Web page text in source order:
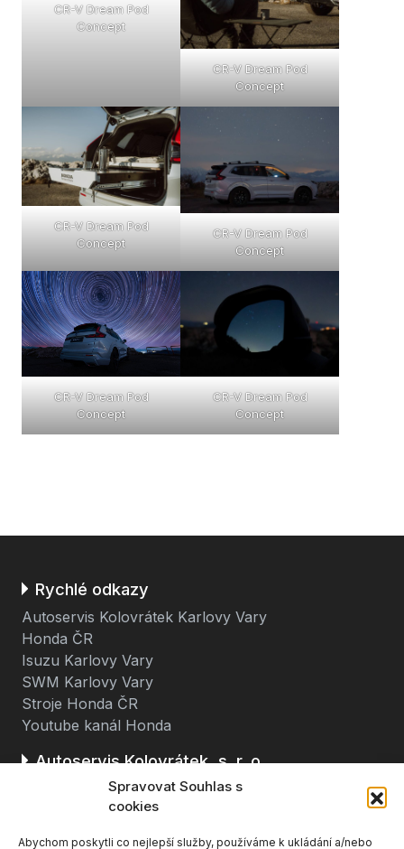
Spravovat Souhlas s
cookies
Abychom poskytli co nejlepší služby, používáme k ukládání a/nebo
CR-V Dream Pod
Concept
CR-V Dream Pod
Concept
CR-V Dream Pod
Concept
CR-V Dream Pod
Concept
CR-V Dream Pod
Concept
CR-V Dream Pod
Concept
Rychlé odkazy
Autoservis Kolovrátek Karlovy Vary
Honda ČR
Isuzu Karlovy Vary
SWM Karlovy Vary
Stroje Honda ČR
Youtube kanál Honda
Autoservis Kolovrátek, s. r. o.
Stará cesta 116
362 63 Dalovice u Karlových Varů